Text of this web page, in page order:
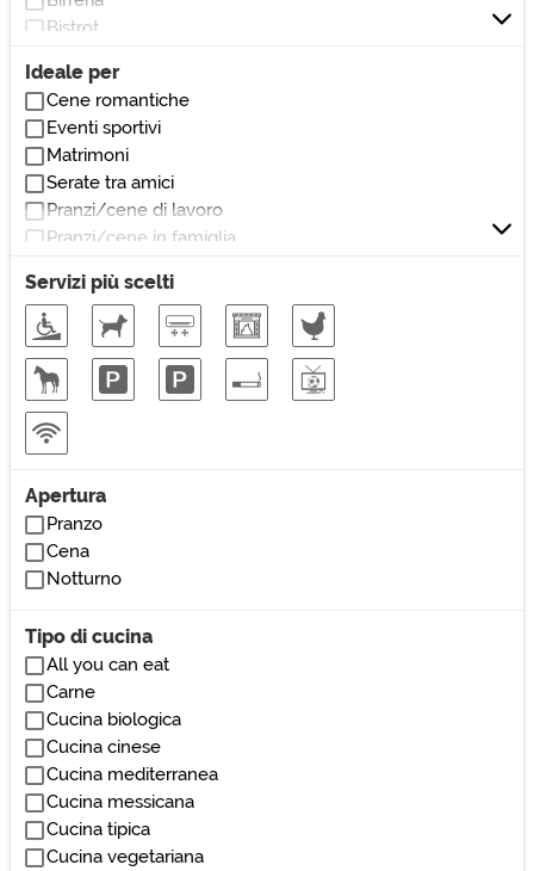
Bistrot
Osteria
Self service
Spaghetteria
Taverna
Ideale per
Cene romantiche
Eventi sportivi
Matrimoni
Serate tra amici
Pranzi/cene di lavoro
Pranzi/cene in famiglia
Ricorrenze/cerimonie
Servizi più scelti
Apertura
Pranzo
Cena
Notturno
Tipo di cucina
All you can eat
Carne
Cucina biologica
Cucina cinese
Cucina mediterranea
Cucina messicana
Cucina tipica
Cucina vegetariana